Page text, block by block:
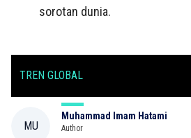
sorotan dunia.
TREN GLOBAL
MU
Muhammad Imam Hatami
Author